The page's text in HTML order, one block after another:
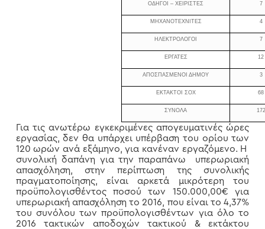
ΟΔΗΓΟΙ – ΧΕΙΡΙΣΤΕΣ 7
ΜΗΧΑΝΟΤΕΧΝΙΤΕΣ 4
ΗΛΕΚΤΡΟΛΟΓΟΙ 7
ΕΡΓΑΤΕΣ 12
ΑΠΟΣΠΑΣΜΕΝΟΙ ΔΗΜΟΥ 3
ΕΚΤΑΚΤΟΙ ΣΟΧ 68
ΣΥΝΟΛΑ 172
Για τις ανωτέρω εγκεκριμένες απογευματινές ώρες
εργασίας, δεν θα υπάρχει υπέρβαση του ορίου των
120 ωρών ανά εξάμηνο, για κανέναν εργαζόμενο. Η
συνολική δαπάνη για την παραπάνω υπερωριακή
απασχόληση, στην περίπτωση της συνολικής
πραγματοποίησης, είναι αρκετά μικρότερη του
προϋπολογισθέντος ποσού των 150.000,00€ για
υπερωριακή απασχόληση το 2016, που είναι το 4,37%
του συνόλου των προϋπολογισθέντων για όλο το
2016 τακτικών αποδοχών τακτικού & εκτάκτου